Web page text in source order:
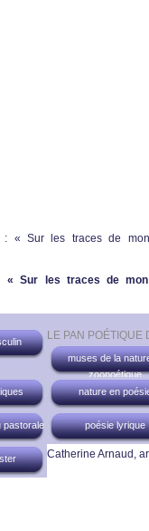
: « Sur les traces de
LE PAN POÉTIQUE
muses de la
zoopoétique
nature en
pastorale poésie lyrique
Catherine Arnaud,